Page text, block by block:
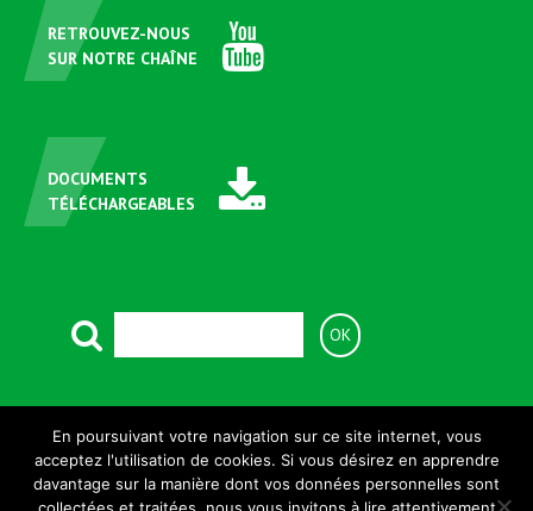
RETROUVEZ-NOUS
SUR NOTRE CHAÎNE
DOCUMENTS
TÉLÉCHARGEABLES
+33 (0)381 699 820
2026 Politique de confidentialité Mentions légales
En poursuivant votre navigation sur ce site internet, vous
acceptez l'utilisation de cookies. Si vous désirez en apprendre
davantage sur la manière dont vos données personnelles sont